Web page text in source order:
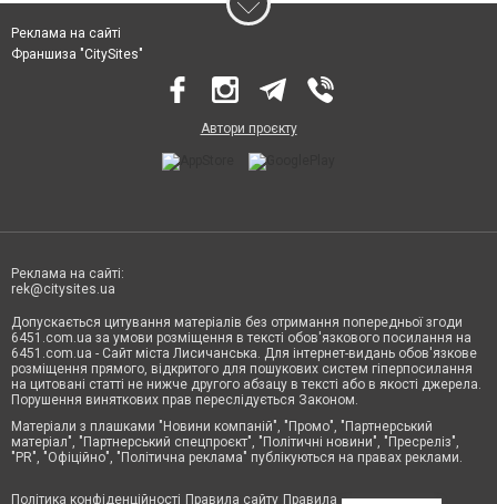
Реклама на сайті
Франшиза "CitySites"
Автори проєкту
Реклама на сайті:
rek@citysites.ua
Допускається цитування матеріалів без отримання попередньої згоди
6451.com.ua за умови розміщення в тексті обов'язкового посилання на
6451.com.ua - Сайт міста Лисичанська. Для інтернет-видань обов'язкове
розміщення прямого, відкритого для пошукових систем гіперпосилання
на цитовані статті не нижче другого абзацу в тексті або в якості джерела.
Порушення виняткових прав переслідується Законом.
Матеріали з плашками "Новини компаній", "Промо", "Партнерський
матеріал", "Партнерський спецпроєкт", "Політичні новини", "Пресреліз",
"PR", "Офіційно", "Політична реклама" публікуються на правах реклами.
Політика конфіденційності Правила сайту Правила